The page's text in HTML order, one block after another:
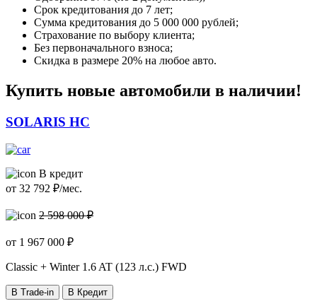
Срок кредитования до 7 лет;
Сумма кредитования до 5 000 000 рублей;
Страхование по выбору клиента;
Без первоначального взноса;
Скидка в размере 20% на любое авто.
Купить новые автомобили в наличии!
SOLARIS HC
В кредит
от 32 792 ₽/мес.
2 598 000 ₽
от 1 967 000 ₽
Classic + Winter 1.6 AT (123 л.с.) FWD
В Trade-in В Кредит